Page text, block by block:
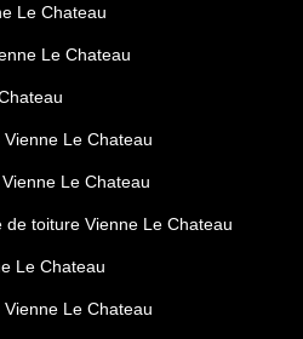
Le Chateau
Le Chateau
Le Chateau
Le Chateau
toiture Vienne Le Chateau
Le Chateau
Le Chateau